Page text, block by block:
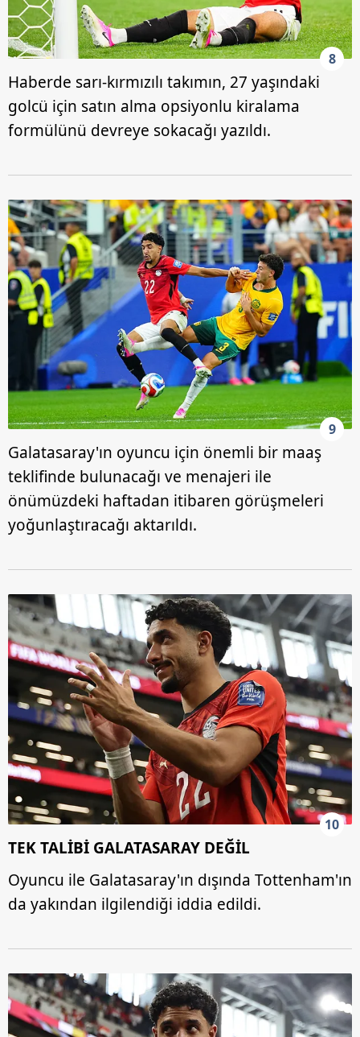
8
Haberde sarı-kırmızılı takımın, 27 yaşındaki
golcü için satın alma opsiyonlu kiralama
formülünü devreye sokacağı yazıldı.
9
Galatasaray'ın oyuncu için önemli bir maaş
teklifinde bulunacağı ve menajeri ile
önümüzdeki haftadan itibaren görüşmeleri
yoğunlaştıracağı aktarıldı.
10
TEK TALİBİ GALATASARAY DEĞİL
Oyuncu ile Galatasaray'ın dışında Tottenham'ın
da yakından ilgilendiği iddia edildi.